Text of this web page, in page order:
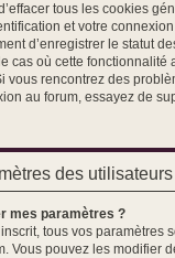
tous les cookies
et votre
d’enregistrer le statut
cas où cette fonctionnalité
vous rencontrez des
au forum, essayez de
des utilisateurs
mes paramètres ?
tous vos paramètres
Vous pouvez les modifier